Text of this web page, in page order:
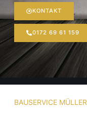
KONTAKT
0172 69 61 159
BAUSERVICE MÜLLER